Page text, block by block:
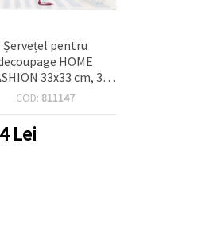
Șervețel pentru
HOME
33x33 cm, 3
model Flamingo
COD: 811147
Lei